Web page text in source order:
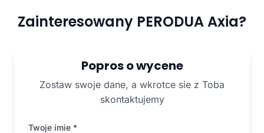
Zainteresowany PERODUA Axia?
Popros o wycene
Zostaw swoje dane, a wkrotce sie z Toba
skontaktujemy
Twoje imie *